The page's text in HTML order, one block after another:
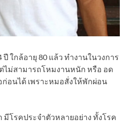
ปี ใกล้อายุ 80 แล้ว ทำงานในวงการ
ไม่สามารถโหมงานหนัก หรือ อด
อนได้ เพราะหมอสั่งให้พักผ่อน
มีโรคประจำตัวหลายอย่าง ทั้งโรค